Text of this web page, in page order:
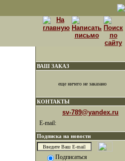
ВАШ ЗАКАЗ
еще ничего не заказано
КОНТАКТЫ
sv-789@yandex.ru
E-mail:
Подписка на новости
Подписаться